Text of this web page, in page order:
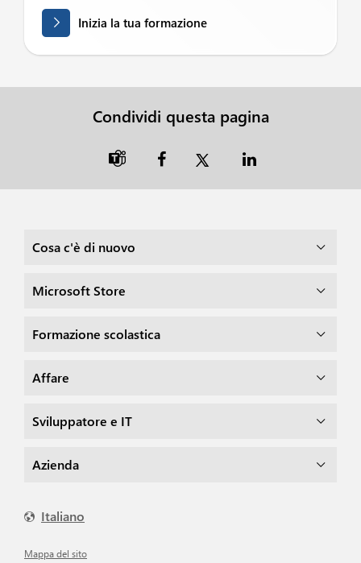
Inizia la tua formazione
Condividi questa pagina

Cosa c'è di nuovo
Microsoft Store
Formazione scolastica
Affare
Sviluppatore e IT
Azienda
Italiano
Mappa del sito